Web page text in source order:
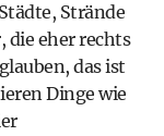
Strände
die eher rechts
das ist
Dinge wie